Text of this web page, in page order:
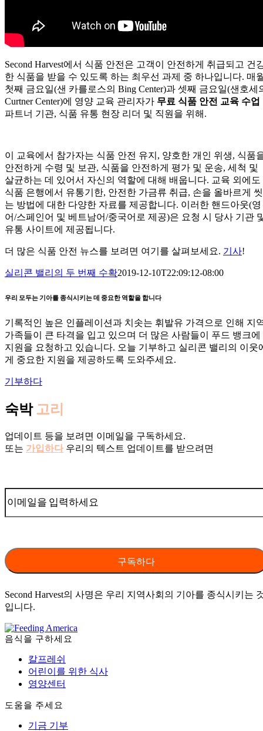
Second Harvest에서 식품 안전은 고객이 안전하게 취급되고 건
한 식품을 받을 수 있도록 하는 최우선 과제 중 하나입니다. 매
첫째 금요일(샌 카를로스의 Bing Center)과 셋째 금요일(샌호세
Curtner Center)에 영양 교육 관리자가 무료 식품 안전 교육 수업
파트너 기관, 식품 유통 현장 리더 및 직원을 위해.
이 교육에서 참가자는 식품 안전 유지, 양호한 개인 위생, 식품
안전하게 수령 및 보관, 식품을 안전하게 평가 및 운송, 세척 및
살균하는 데 있어서 자신의 역할에 대해 배웁니다. 교육 외에도
식품 은행에서 유통기한, 안전한 가금류 취급, 손을 올바르게 씻
는 방법에 대한 다양한 자료를 제공합니다. 이러한 핸드아웃(영
어/스페인어 및 베트남어/중국어로 제공)은 요청 시 당사 기관
유통 사이트에 제공됩니다.
더 많은 식품 안전 뉴스를 보려면 여기를 살펴보세요. 기사!
실리콘 밸리의 두 번째 수확2019-12-10T22:09:12-08:00
우리 모두는 기아를 종식시키는 데 중요한 역할을 합니다
기록적인 높은 인플레이션과 치솟는 휘발유 가격으로 인해 지
가족들이 큰 타격을 입고 있으며 더 많은 사람들이 푸드 뱅크에
지원을 요청하고 있습니다. 오늘 기부하고 실리콘 밸리의 이웃
게 중요한 지원을 제공하도록 도와주세요.
기부하다
숙박 고리
업데이트 등을 보려면 이메일을 구독하세요.
또는 가입하다우리의 텍스트 업데이트를 받으려면
Second Harvest의 사명은 우리 지역사회의 기아를 종식시키는
입니다.
음식을 구하세요
칼프레쉬
어린이를 위한 식사
영양센터
도움을 주세요
기금 기부